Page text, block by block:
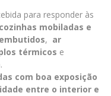
para responder às
cozinhas mobiladas e
, ar
térmicos e
.
com boa exposição
entre o interior e